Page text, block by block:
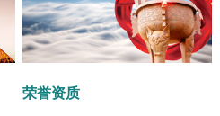
荣誉资质